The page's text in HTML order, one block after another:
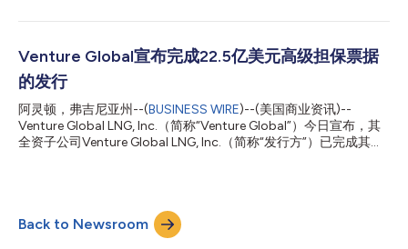
合。此次新协议是在双方现有长期合作基础上的进一步深化。此
（SPA），约定在20年合同期内每年供应200万吨液化天然气。
Venture Global首席执行官Mike Sabel表示：“作为德国领先的液化
天然气供应商之一，Venture Global很荣幸能够进一步深化与
EnBW的合作伙伴关系，并通过稳定可靠的液化天然气供应支持欧
洲地区的能源安全。此次新签署的中期协议是在双方长期稳固合作
关系基础上的进一步拓展，彰显了我们致力于满足客户不断演变的
能源需求的坚定承诺。凭借灵活高效的市场营销平台，我们拥有独
Venture Global宣布完成22.5亿美元高级担保票据
的发行
阿灵顿，弗吉尼亚州--(BUSINESS WIRE)--(美国商业资讯)--
Venture Global LNG, Inc.（简称“Venture Global”）今日宣布，其
全资子公司Venture Global LNG, Inc.（简称“发行方”）已完成其总
11.25亿美元高级担保票据（简称“2036年票据”，与2034年票据统
称为“本批票据”）。发行方已将本次发行的募集资金总额用于全额
赎回其所有流通在外的2028年到期、票面利率为8.125%的高级担
Back to Newsroom